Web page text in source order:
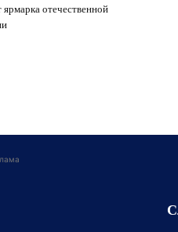
отечественной